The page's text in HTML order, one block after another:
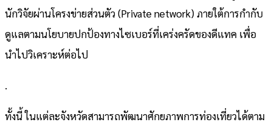
นักวิจัยผ่านโครงข่ายส่วนตัว (Private network) ภายใต้การกำกับ
ดูแลตามนโยบายปกป้องทางไซเบอร์ที่เคร่งครัดของดีแทค เพื่อ
นำไปวิเคราะห์ต่อไป
.
ทั้งนี้ ในแต่ละจังหวัดสามารถพัฒนาศักยภาพการท่องเที่ยวได้ตาม